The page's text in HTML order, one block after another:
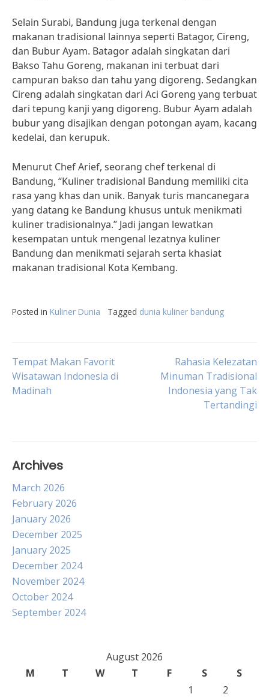
Selain Surabi, Bandung juga terkenal dengan
makanan tradisional lainnya seperti Batagor, Cireng,
dan Bubur Ayam. Batagor adalah singkatan dari
Bakso Tahu Goreng, makanan ini terbuat dari
campuran bakso dan tahu yang digoreng. Sedangkan
Cireng adalah singkatan dari Aci Goreng yang terbuat
dari tepung kanji yang digoreng. Bubur Ayam adalah
bubur yang disajikan dengan potongan ayam, kacang
kedelai, dan kerupuk.
Menurut Chef Arief, seorang chef terkenal di
Bandung, “Kuliner tradisional Bandung memiliki cita
rasa yang khas dan unik. Banyak turis mancanegara
yang datang ke Bandung khusus untuk menikmati
kuliner tradisionalnya.” Jadi jangan lewatkan
kesempatan untuk mengenal lezatnya kuliner
Bandung dan menikmati sejarah serta khasiat
makanan tradisional Kota Kembang.
Posted in Kuliner Dunia Tagged dunia kuliner bandung
Post
navigation
Tempat Makan Favorit
Wisatawan Indonesia di
Madinah
Rahasia Kelezatan
Minuman Tradisional
Indonesia yang Tak
Tertandingi
Archives
March 2026
February 2026
January 2026
December 2025
January 2025
December 2024
November 2024
October 2024
September 2024
August 2026
M
T W T F S
S
1
2